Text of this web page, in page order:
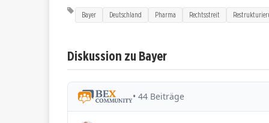
Bayer Deutschland Pharma Rechtsstreit
Diskussion zu Bayer